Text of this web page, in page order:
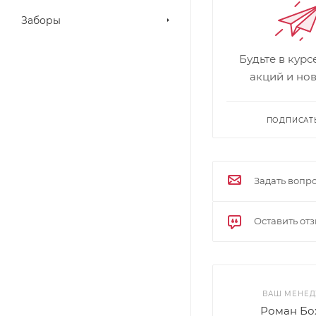
Заборы
Будьте в
акций и
Задать
Оставить
ВАШ
Роман